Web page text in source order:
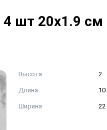
4 шт 20х1.9 см
Высота 2
Длина 10
Ширина 22